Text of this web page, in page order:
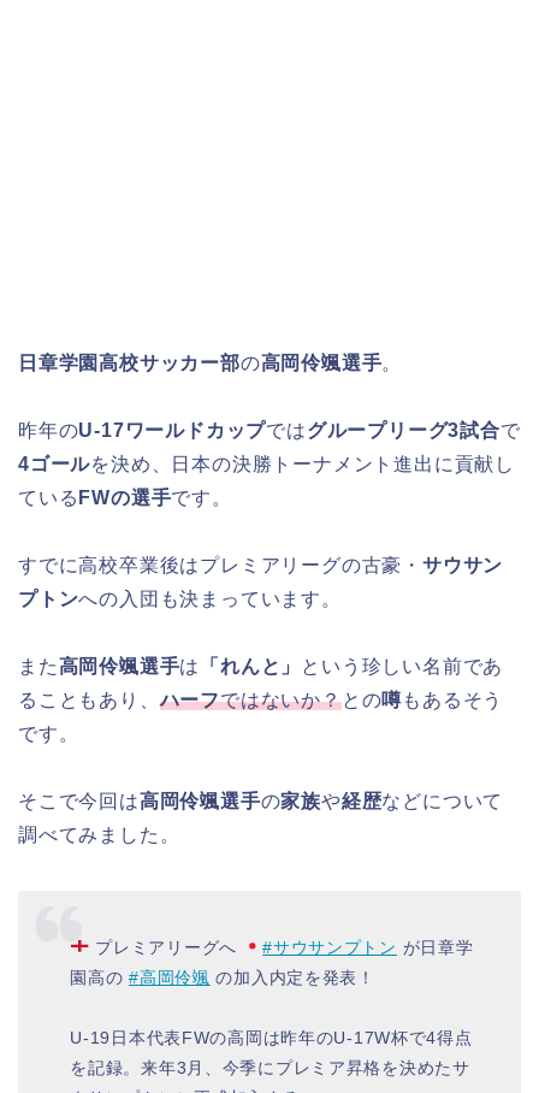
日章学園高校サッカー部の高岡伶颯選手。
昨年のU-17ワールドカップではグループリーグ3試合で
4ゴールを決め、日本の決勝トーナメント進出に貢献し
ている FWの選手です。
すでに高校卒業後はプレミアリーグの古豪・ サウサン
プトンへの入団も決まっています。
また高岡伶颯選手は 「れんと」
という珍しい名前であ
ることもあり、ハーフではないか？との噂もあるそう
です。
そこで今回は高岡伶颯選手の家族や経歴などについて
調べてみました。
プレミアリーグへ #サウサンプトン が日章学
園高の#高岡伶颯 の加入内定を発表！
U-19日本代表FWの高岡は昨年のU-17W杯で4得点
を記録。来年3月、今季にプレミア昇格を決めたサ